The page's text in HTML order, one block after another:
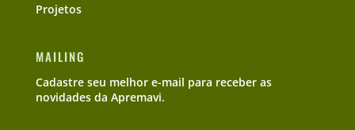
Projetos
MAILING
Cadastre seu melhor e-mail para receber as
novidades da Apremavi.